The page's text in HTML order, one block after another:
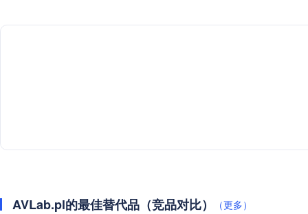
AVLab.pl的最佳替代品（竞品对比） （更多）